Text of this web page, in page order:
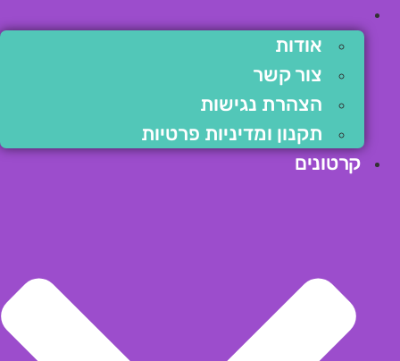
אודות
צור קשר
הצהרת נגישות
תקנון ומדיניות פרטיות
קרטונים